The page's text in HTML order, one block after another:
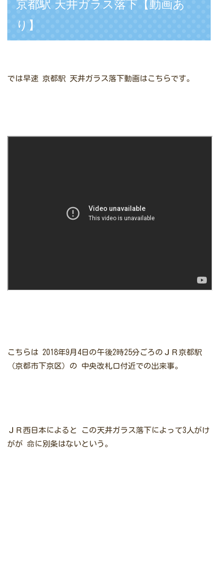
京都駅 天井ガラス落下【動画あ
り】
では早速 京都駅 天井ガラス落下動画はこちらです。
こちらは 2018年9月4日の午後2時25分ごろのＪＲ京都駅
（京都市下京区）の 中央改札口付近での出来事。
ＪＲ西日本によると
この天井ガラス落下によって3人がけ
がが 命に別条はないという。